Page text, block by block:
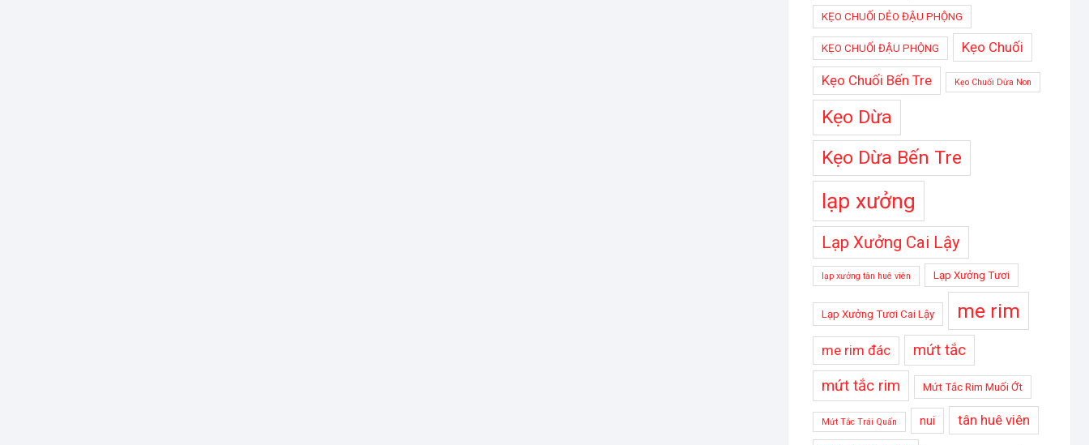
KẸO CHUỐI DẺO ĐẬU PHỘNG
KẸO CHUỐI ĐẬU PHỘNG Kẹo Chuối
Kẹo Chuối Bến Tre Kẹo Chuối Dừa Non
Kẹo Dừa
Kẹo Dừa Bến Tre
lạp xưởng
Lạp Xưởng Cai Lậy
lạp xưởng tân huê viên Lạp Xưởng Tươi
Lạp Xưởng Tươi Cai Lậy me rim
me rim đác
mứt tắc
mứt tắc rim
Mứt Tắc Rim Muối Ớt
Mứt Tắc Trái Quấn nui tân huê viên